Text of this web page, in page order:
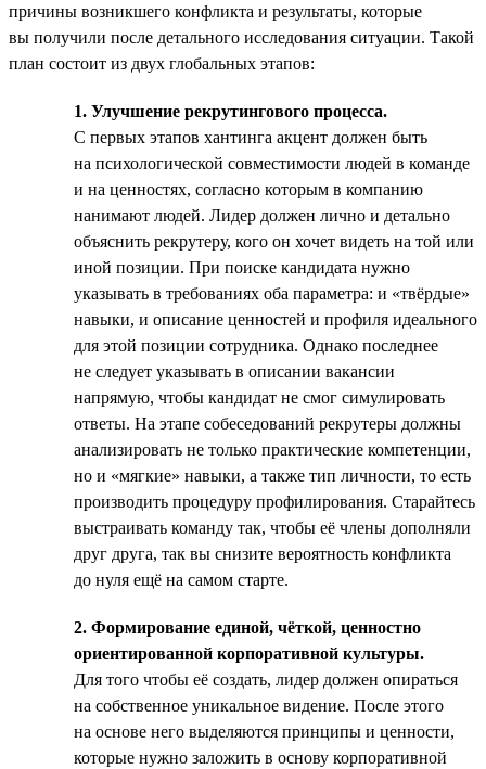
причины возникшего конфликта и результаты, которые
вы получили после детального исследования ситуации. Такой
план состоит из двух глобальных этапов:
1. Улучшение рекрутингового процесса.
С первых этапов хантинга акцент должен быть
на психологической совместимости людей в команде
и на ценностях, согласно которым в компанию
нанимают людей. Лидер должен лично и детально
объяснить рекрутеру, кого он хочет видеть на той или
иной позиции. При поиске кандидата нужно
указывать в требованиях оба параметра: и «твёрдые»
навыки, и описание ценностей и профиля идеального
для этой позиции сотрудника. Однако последнее
не следует указывать в описании вакансии
напрямую, чтобы кандидат не смог симулировать
ответы. На этапе собеседований рекрутеры должны
анализировать не только практические компетенции,
но и «мягкие» навыки, а также тип личности, то есть
производить процедуру профилирования. Старайтесь
выстраивать команду так, чтобы её члены дополняли
друг друга, так вы снизите вероятность конфликта
до нуля ещё на самом старте.
2. Формирование единой, чёткой, ценностно
ориентированной корпоративной культуры.
Для того чтобы её создать, лидер должен опираться
на собственное уникальное видение. После этого
на основе него выделяются принципы и ценности,
которые нужно заложить в основу корпоративной